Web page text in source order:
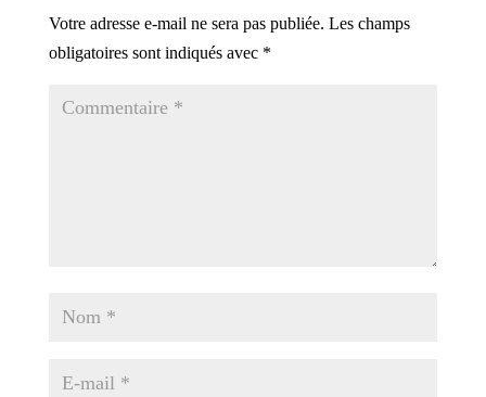
Votre adresse e-mail ne sera pas publiée. Les champs
obligatoires sont indiqués avec *